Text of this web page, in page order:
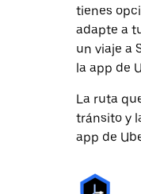
tienes
adapte a
un viaje a
la app de
La ruta
tránsito y
app de